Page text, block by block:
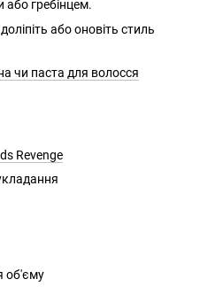
або гребінцем.
або оновіть стиль
чи паста для волосся
Revenge
об'єму